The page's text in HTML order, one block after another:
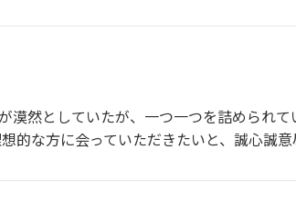
漠然としていたが、一つ一つを詰められ
的な方に会っていただきたいと、誠心誠意